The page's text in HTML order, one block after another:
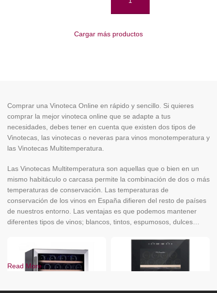
AÑADIR AL CARRITO
Cargar más productos
Comprar una Vinoteca Online en rápido y sencillo. Si quieres
comprar la mejor vinoteca online que se adapte a tus
necesidades, debes tener en cuenta que existen dos tipos de
Vinotecas, las vinotecas o neveras para vinos monotemperatura y
las Vinotecas Multitemperatura.
Las Vinotecas Multitemperatura son aquellas que o bien en un
mismo habitáculo o carcasa permite la combinación de dos o más
temperaturas de conservación. Las temperaturas de
conservación de los vinos en España difieren del resto de países
de nuestros entorno. Las ventajas es que podemos mantener
diferentes tipos de vinos; blancos, tintos, espumosos, dulces…
Read More